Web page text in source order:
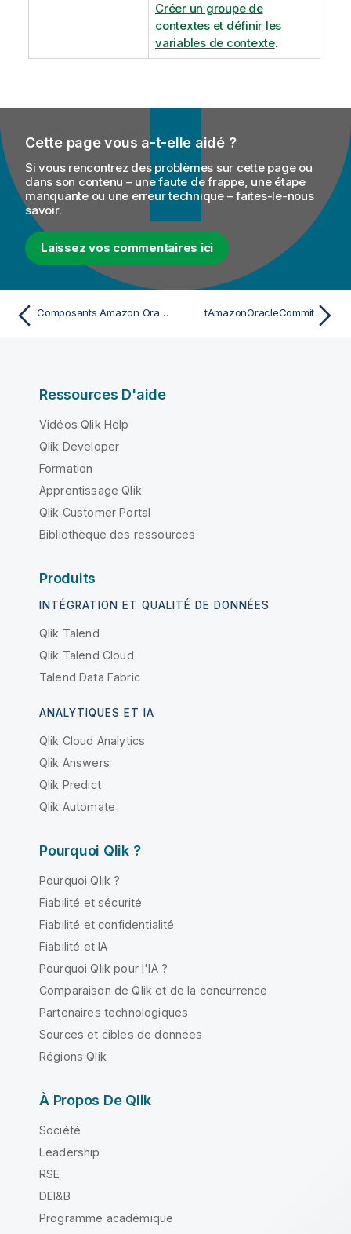
Créer un groupe de
contextes et définir les
variables de contexte.
Cette page vous a-t-elle aidé ?
Si vous rencontrez des problèmes sur cette page ou
dans son contenu – une faute de frappe, une étape
manquante ou une erreur technique – faites-le-nous
savoir.
Laissez vos commentaires ici
Composants Amazon Oracle tAmazonOracleCommit
Ressources D'aide
Vidéos Qlik Help
Qlik Developer
Formation
Apprentissage Qlik
Qlik Customer Portal
Bibliothèque des ressources
Produits
INTÉGRATION ET QUALITÉ DE DONNÉES
Qlik Talend
Qlik Talend Cloud
Talend Data Fabric
ANALYTIQUES ET IA
Qlik Cloud Analytics
Qlik Answers
Qlik Predict
Qlik Automate
Pourquoi Qlik ?
Pourquoi Qlik ?
Fiabilité et sécurité
Fiabilité et confidentialité
Fiabilité et IA
Pourquoi Qlik pour l'IA ?
Comparaison de Qlik et de la concurrence
Partenaires technologiques
Sources et cibles de données
Régions Qlik
À Propos De Qlik
Société
Leadership
RSE
DEI&B
Programme académique